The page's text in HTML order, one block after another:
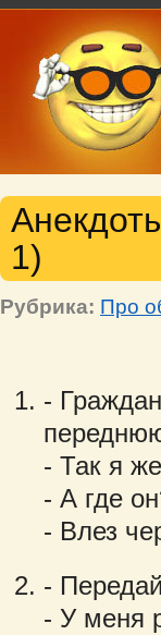
1)
Рубрика: Про
-
- Так я
- А где
- Влез
-
- У меня